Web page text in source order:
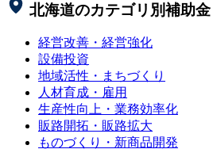
北海道のカテゴリ別補助
経営改善・経営強化
設備投資
地域活性・まちづくり
人材育成・雇用
生産性向上・業務効率化
販路開拓・販路拡大
ものづくり・新商品開発